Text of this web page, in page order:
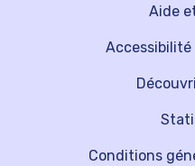
Aide
Accessibilité
Conditions